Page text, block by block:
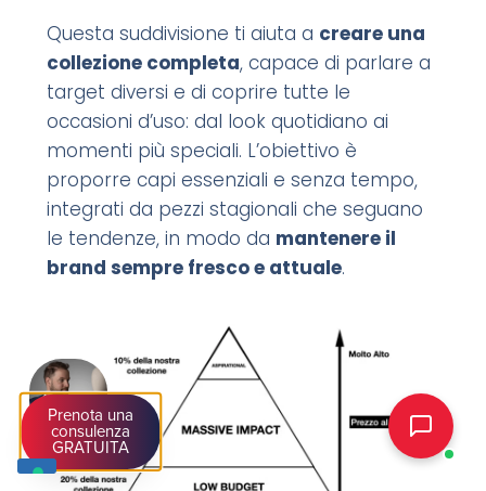
Questa suddivisione ti aiuta a creare una
collezione completa, capace di parlare a
target diversi e di coprire tutte le
occasioni d’uso: dal look quotidiano ai
momenti più speciali. L’obiettivo è
proporre capi essenziali e senza tempo,
integrati da pezzi stagionali che seguano
le tendenze, in modo da mantenere il
brand sempre fresco e attuale.
Prenota una
consulenza
GRATUITA